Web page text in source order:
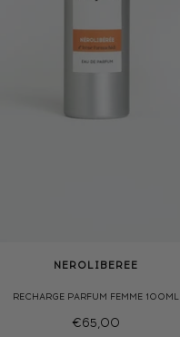
NEROLIBEREE
RECHARGE PARFUM FEMME 100ML
€65,00